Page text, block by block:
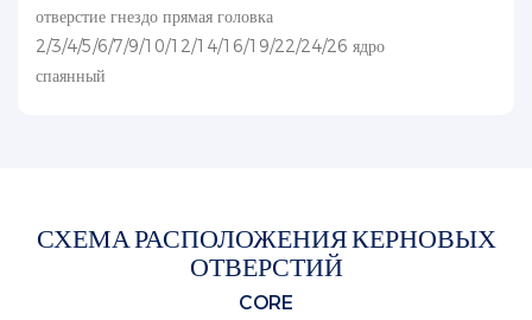
отверстие гнездо прямая головка
2/3/4/5/6/7/9/10/12/14/16/19/22/24/26 ядро
спаянный
СХЕМА РАСПОЛОЖЕНИЯ КЕРНОВЫХ
ОТВЕРСТИЙ
CORE